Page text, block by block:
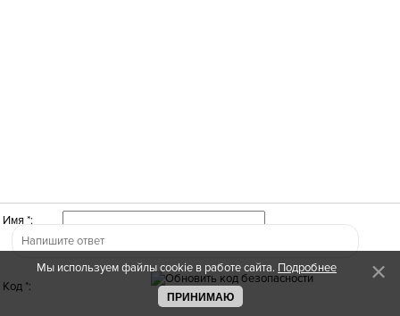
Имя *:
Код *:
Мы используем файлы cookie в работе сайта. Подробнее
ПРИНИМАЮ